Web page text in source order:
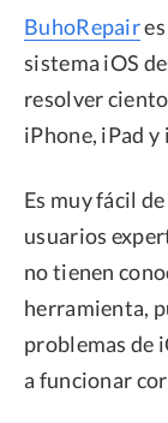
BuhoRepair
sistema iOS
resolver
iPhone, iPad y
Es muy fácil
usuarios
no tienen
herramienta,
problemas de
a funcionar